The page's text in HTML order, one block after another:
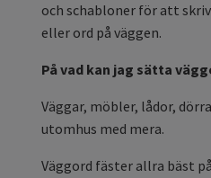
och schabloner för att
eller ord på väggen.
På vad kan jag sätta
Väggar, möbler, lådor,
utomhus med mera.
Väggord fäster allra bäst